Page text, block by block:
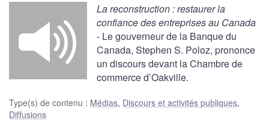
La reconstruction : restaurer la
confiance des entreprises au Canada
- Le gouverneur de la Banque du
Canada, Stephen S. Poloz, prononce
un discours devant la Chambre de
commerce d’Oakville.
Type(s) de contenu : Médias, Discours et activités publiques,
Diffusions